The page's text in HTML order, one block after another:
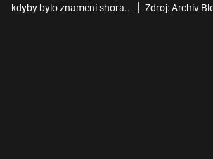
kdyby bylo znamení shora...
Zdroj: Archív